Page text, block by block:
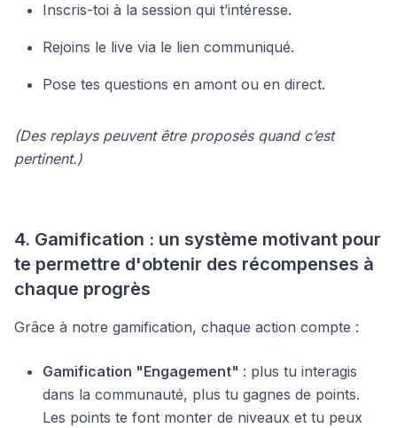
Inscris-toi à la session qui t’intéresse.
Rejoins le live via le lien communiqué.
Pose tes questions en amont ou en direct.
(Des replays peuvent être proposés quand c’est
pertinent.)
4. Gamification : un système motivant pour
te permettre d'obtenir des récompenses à
chaque progrès
Grâce à notre gamification, chaque action compte :
Gamification "Engagement" : plus tu interagis
dans la communauté, plus tu gagnes de points.
Les points te font monter de niveaux et tu peux